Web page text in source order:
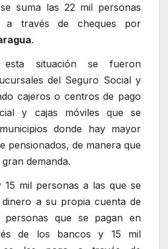
suma las 22 mil personas
a través de cheques por
.
esta situación se fueron
del Seguro Social y
cajeros o centros de pago
y cajas móviles que se
donde hay mayor
pensionados, de manera que
demanda.
15 mil personas a las que se
a su propia cuenta de
que se pagan en
de los bancos y 15 mil